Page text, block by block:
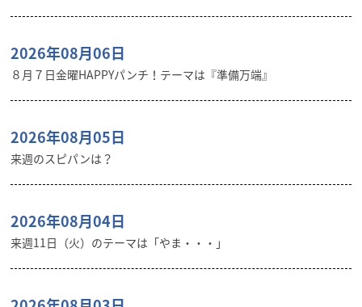
2026年08月06日
８月７日金曜HAPPYパンチ！テーマは『準備万端』
2026年08月05日
来週のスピパンは？
2026年08月04日
来週11日（火）のテーマは「やま・・・」